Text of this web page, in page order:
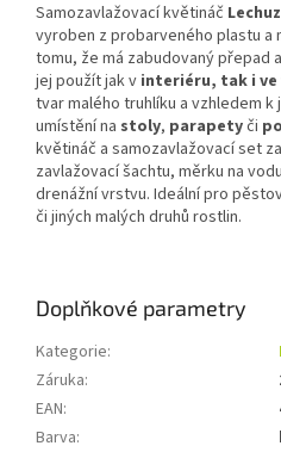
Samozavlažovací květináč
vyroben z probarveného plastu a
tomu, že má zabudovaný přepad
jej použít jak v interiéru, tak i
tvar malého truhlíku a vzhledem
umístění na stoly, parapetyči
květináč a samozavlažovací set
zavlažovací šachtu, měrku na
drenážní vrstvu. Ideální pro
či jiných malých druhů rostlin.
Doplňkové parametry
Kategorie:
Záruka:
EAN:
Barva: